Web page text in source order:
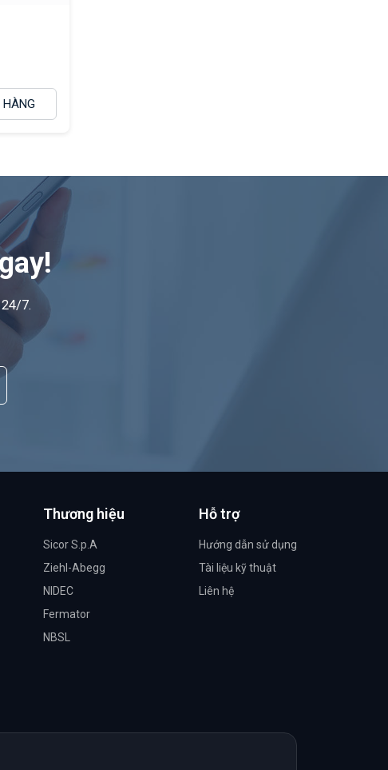
HÀNG
7.
Thương hiệu
Sicor S.p.A
Ziehl-Abegg
NIDEC
Fermator
NBSL
Hỗ trợ
Hướng dẫn sử dụng
Tài liệu kỹ thuật
Liên hệ